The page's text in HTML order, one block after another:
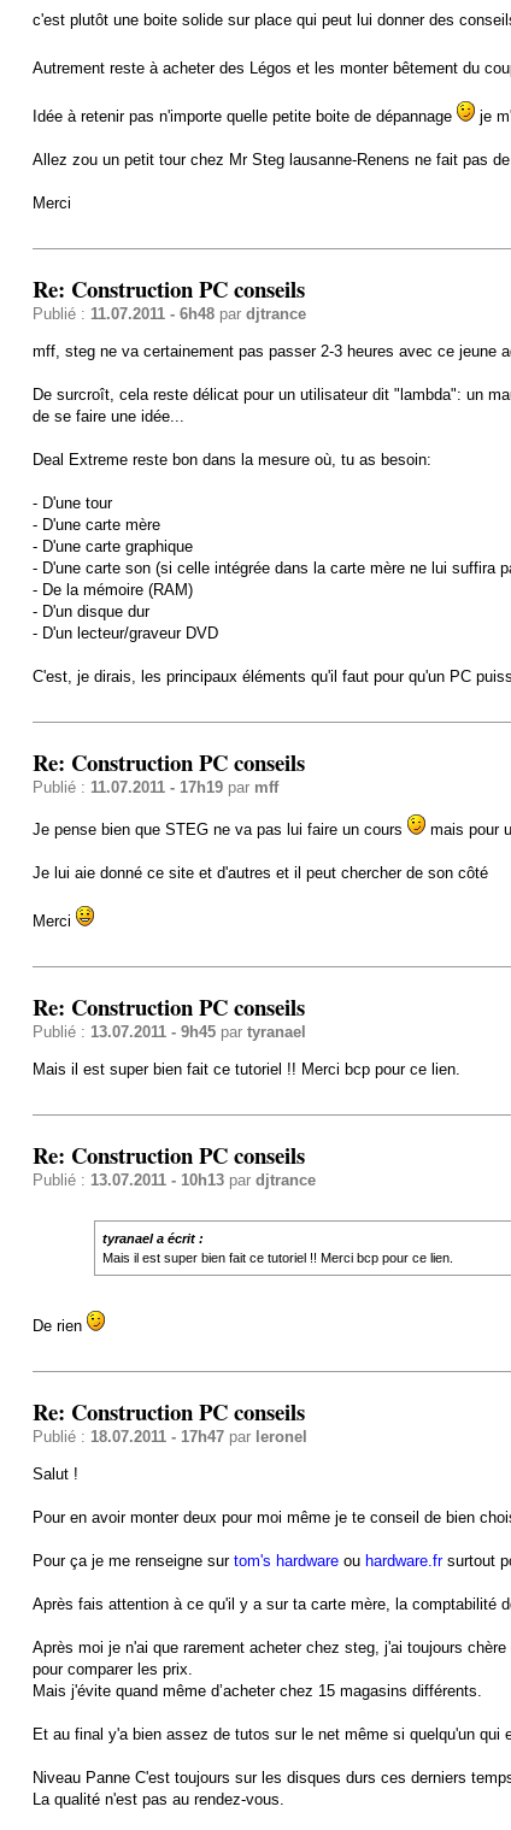
c'est plutôt une boite solide sur place qui peut lui donner des
Autrement reste à acheter des Légos et les monter bêtement du
Idée à retenir pas n'importe quelle petite boite de dépannage je
Allez zou un petit tour chez Mr Steg lausanne-Renens ne fait pas de
Merci
Re: Construction PC conseils
Publié : 11.07.2011 - 6h48par djtrance
mff, steg ne va certainement pas passer 2-3 heures avec ce jeune
De surcroît, cela reste délicat pour un utilisateur dit "lambda": un
de se faire une idée...
Deal Extreme reste bon dans la mesure où, tu as besoin:
- D'une tour
- D'une carte mère
- D'une carte graphique
- D'une carte son (si celle intégrée dans la carte mère ne lui suffira
- De la mémoire (RAM)
- D'un disque dur
- D'un lecteur/graveur DVD
C'est, je dirais, les principaux éléments qu'il faut pour qu'un PC
Re: Construction PC conseils
Publié : 11.07.2011 - 17h19par mff
Je pense bien que STEG ne va pas lui faire un cours mais pour
Je lui aie donné ce site et d'autres et il peut chercher de son côté
Merci
Re: Construction PC conseils
Publié : 13.07.2011 - 9h45par tyranael
Mais il est super bien fait ce tutoriel !! Merci bcp pour ce lien.
Re: Construction PC conseils
Publié : 13.07.2011 - 10h13par djtrance
tyranael a écrit :
Mais il est super bien fait ce tutoriel !! Merci bcp pour ce lien.
De rien
Re: Construction PC conseils
Publié : 18.07.2011 - 17h47par leronel
Salut !
Pour en avoir monter deux pour moi même je te conseil de bien
Pour ça je me renseigne sur tom's hardwareou hardware.frsurtout
Après fais attention à ce qu'il y a sur ta carte mère, la comptabilité
Après moi je n'ai que rarement acheter chez steg, j'ai toujours
pour comparer les prix.
Mais j'évite quand même d’acheter chez 15 magasins différents.
Et au final y'a bien assez de tutos sur le net même si quelqu'un
Niveau Panne C'est toujours sur les disques durs ces derniers
La qualité n'est pas au rendez-vous.